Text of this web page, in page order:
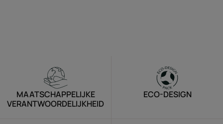
MAATSCHAPPELIJKE
VERANTWOORDELIJKHEID
ECO-DESIGN